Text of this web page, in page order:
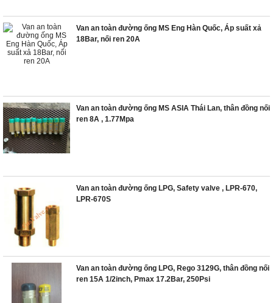
Van an toàn đường ống MS Eng Hàn Quốc, Áp suất xả
18Bar, nối ren 20A
Van an toàn đường ống MS ASIA Thái Lan, thân đồng nối
ren 8A , 1.77Mpa
Van an toàn đường ống LPG, Safety valve , LPR-670,
LPR-670S
Van an toàn đường ống LPG, Rego 3129G, thân đồng nối
ren 15A 1/2inch, Pmax 17.2Bar, 250Psi